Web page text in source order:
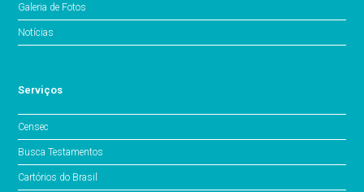
Galeria de Fotos
Notícias
Serviços
Censec
Busca Testamentos
Cartórios do Brasil